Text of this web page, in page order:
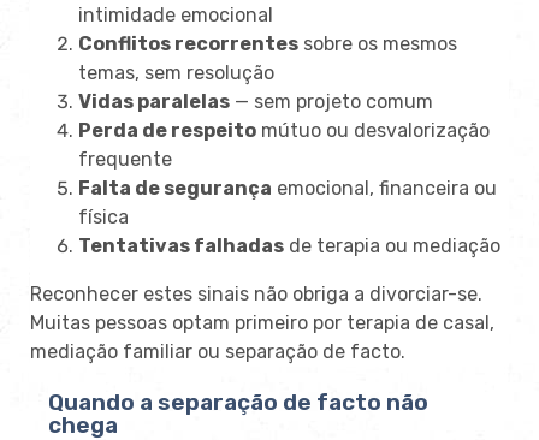
intimidade emocional
Conflitos recorrentes sobre os mesmos
temas, sem resolução
Vidas paralelas — sem projeto comum
Perda de respeito mútuo ou desvalorização
frequente
Falta de segurança emocional, financeira ou
física
Tentativas falhadas de terapia ou mediação
Reconhecer estes sinais não obriga a divorciar-se.
Muitas pessoas optam primeiro por terapia de casal,
mediação familiar ou separação de facto.
Quando a separação de facto não
chega